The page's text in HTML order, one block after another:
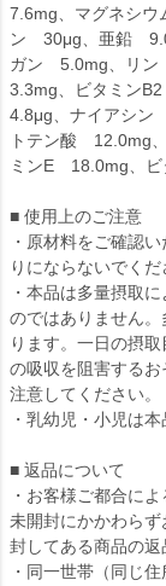
7.6mg、マグネシ
ン 30μg、亜鉛
ガン 5.0mg、リ
3.3mg、ビタミン
4.8μg、ナイアシ
トテン酸 12.0mg
ミンE 18.0mg、
■ 使用上のご注意
・原材料をご確認
りにならないでくだ
・本品は多量摂取
のではありません
ります。一日の摂
の吸収を阻害する
注意してください。
・乳幼児・小児は
■ 返品について
・お客様ご都合に
未開封にかかわら
封してある商品の返
・同一世帯（同じ